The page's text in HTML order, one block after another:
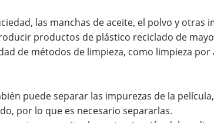
las manchas de aceite, el polvo y otras
productos de plástico reciclado de
de métodos de limpieza, como limpieza por
puede separar las impurezas de la
por lo que es necesario separarlas.